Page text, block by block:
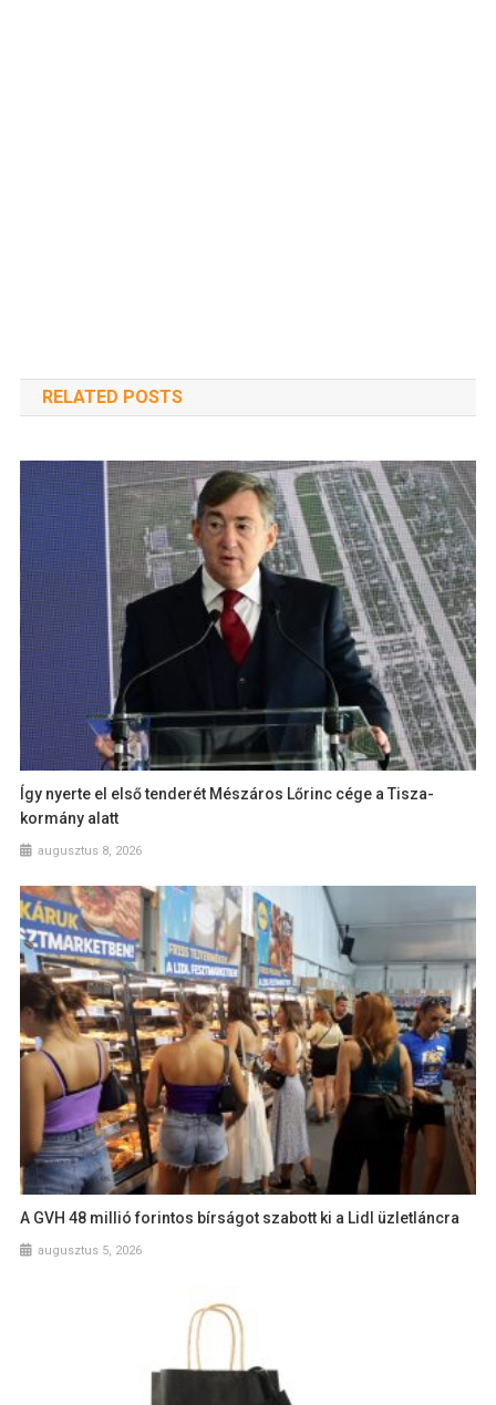
RELATED POSTS
Így nyerte el első tenderét Mészáros Lőrinc cége a Tisza-
kormány alatt
augusztus 8, 2026
A GVH 48 millió forintos bírságot szabott ki a Lidl üzletláncra
augusztus 5, 2026